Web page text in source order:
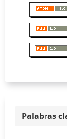
Palabras